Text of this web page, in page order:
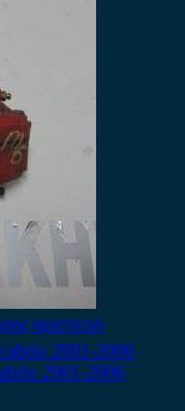
αριστερη
2001-2006